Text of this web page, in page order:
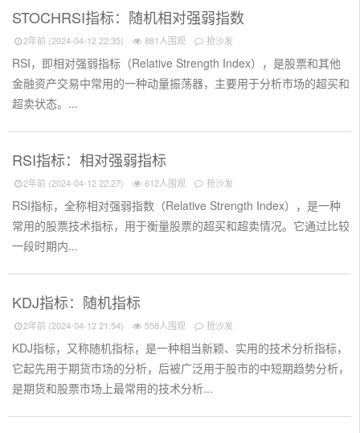
STOCHRSI指标：随机相对强弱指数
2年前 (2024-04-12 22:35) 881人围观 抢沙发
RSI，即相对强弱指标（Relative Strength Index），是股票和其他
金融资产交易中常用的一种动量振荡器，主要用于分析市场的超买和
超卖状态。...
RSI指标：相对强弱指标
2年前 (2024-04-12 22:27) 612人围观 抢沙发
RSI指标，全称相对强弱指数（Relative Strength Index），是一种
常用的股票技术指标，用于衡量股票的超买和超卖情况。它通过比较
一段时期内...
KDJ指标：随机指标
2年前 (2024-04-12 21:54) 558人围观 抢沙发
KDJ指标，又称随机指标，是一种相当新颖、实用的技术分析指标，
它起先用于期货市场的分析，后被广泛用于股市的中短期趋势分析，
是期货和股票市场上最常用的技术分析...